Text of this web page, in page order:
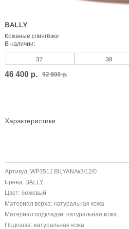
BALLY
Кожаные слингбэки
В наличии:
37 38
46 400 р. 92 800 р.
Характеристики
Артикул: WP351J BILYANAк3/12/0
Бренд: BALLY
Цвет: бежевый
Материал верха: натуральная кожа
Материал подкладки: натуральная кожа
Подошва: натуральная кожа